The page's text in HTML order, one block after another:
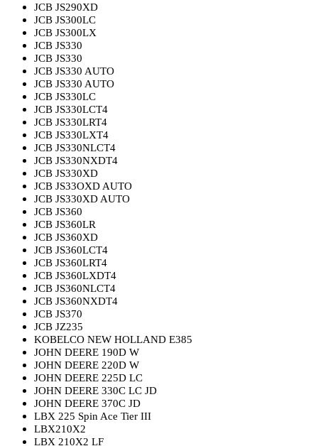
JCB JS290XD
JCB JS300LC
JCB JS300LX
JCB JS330
JCB JS330
JCB JS330 AUTO
JCB JS330 AUTO
JCB JS330LC
JCB JS330LCT4
JCB JS330LRT4
JCB JS330LXT4
JCB JS330NLCT4
JCB JS330NXDT4
JCB JS330XD
JCB JS33OXD AUTO
JCB JS330XD AUTO
JCB JS360
JCB JS360LR
JCB JS360XD
JCB JS360LCT4
JCB JS360LRT4
JCB JS360LXDT4
JCB JS360NLCT4
JCB JS360NXDT4
JCB JS370
JCB JZ235
KOBELCO NEW HOLLAND E385
JOHN DEERE 190D W
JOHN DEERE 220D W
JOHN DEERE 225D LC
JOHN DEERE 330C LC JD
JOHN DEERE 370C JD
LBX 225 Spin Ace Tier III
LBX210X2
LBX 210X2 LF